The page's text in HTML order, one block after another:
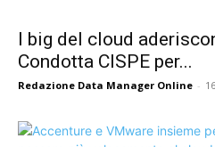
I big del cloud
Condotta CISPE per...
Redazione Data Manager Online -